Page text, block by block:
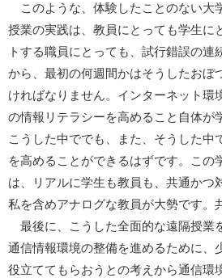
このような、体験したことのない大
授業の実践は、教員にとっても学生に
トする職員にとっても、試行錯誤の連
から、最初の何週間かはそうしたおぼ
ければなりません。インターネット環
の情報リテラシーを高めること自体が
こうした中ででも、また、そうした中
を高めることができるはずです。この
は、リアルに学生も教員も、共通かつ
私を含めアナログな教員が大勢です。
最後に、こうした全面的な遠隔授業
通信情報環境の整備を進めるために、
役立ててもらおうとの考えから通信環